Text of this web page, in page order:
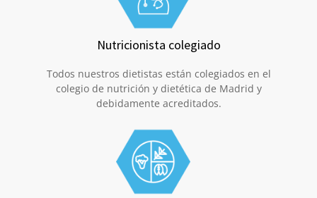
Nutricionista colegiado
Todos nuestros dietistas están colegiados en el
colegio de nutrición y dietética de Madrid y
debidamente acreditados.